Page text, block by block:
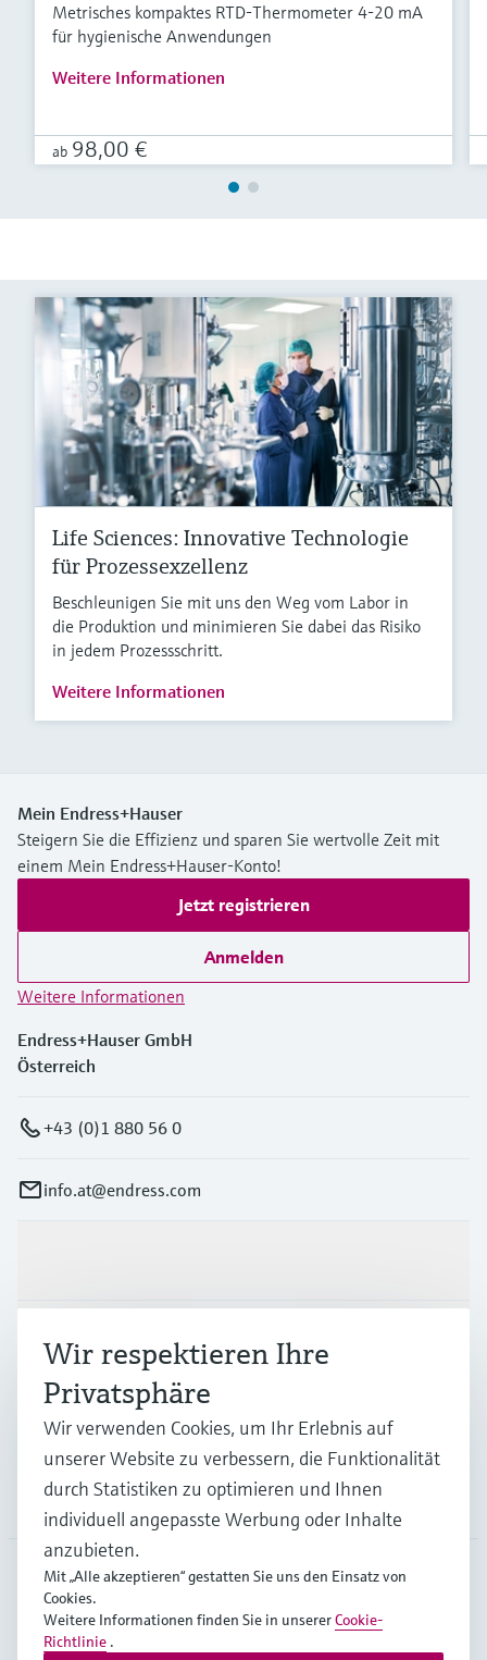
Metrisches kompaktes RTD-Thermometer 4-20 mA
für hygienische Anwendungen
Weitere Informationen
ab 98,00 €
Life Sciences: Innovative Technologie
für Prozessexzellenz
Beschleunigen Sie mit uns den Weg vom Labor in
die Produktion und minimieren Sie dabei das Risiko
in jedem Prozessschritt.
Weitere Informationen
Mein Endress+Hauser
Steigern Sie die Effizienz und sparen Sie wertvolle Zeit mit
einem Mein Endress+Hauser-Konto!
Jetzt registrieren
Anmelden
Weitere Informationen
Endress+Hauser GmbH
Österreich
+43 (0)1 880 56 0
info.at@endress.com
Branchen
Support
Unternehmen
AUT
Wir respektieren Ihre
Privatsphäre
Wir verwenden Cookies, um Ihr Erlebnis auf
unserer Website zu verbessern, die Funktionalität
durch Statistiken zu optimieren und Ihnen
individuell angepasste Werbung oder Inhalte
anzubieten.
Mit „Alle akzeptieren“ gestatten Sie uns den Einsatz von
Cookies.
Weitere Informationen finden Sie in unsererCookie-
Richtlinie .